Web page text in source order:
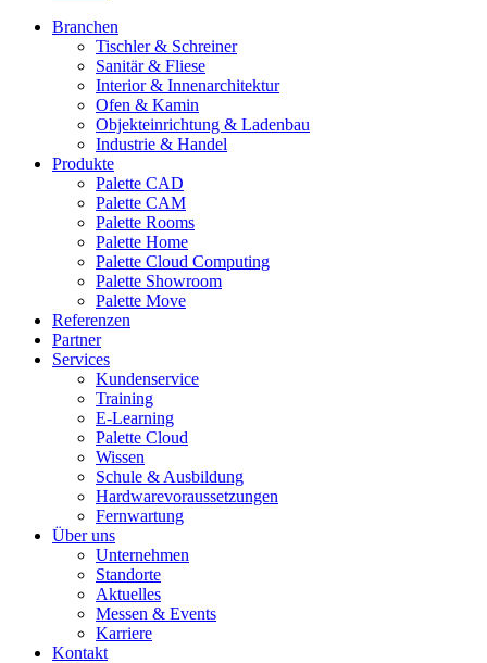
Branchen
Tischler & Schreiner
Sanitär & Fliese
Interior & Innenarchitektur
Ofen & Kamin
Objekteinrichtung & Ladenbau
Industrie & Handel
Produkte
Palette CAD
Palette CAM
Palette Rooms
Palette Home
Palette Cloud Computing
Palette Showroom
Palette Move
Referenzen
Partner
Services
Kundenservice
Training
E-Learning
Palette Cloud
Wissen
Schule & Ausbildung
Hardwarevoraussetzungen
Fernwartung
Über uns
Unternehmen
Standorte
Aktuelles
Messen & Events
Karriere
Kontakt